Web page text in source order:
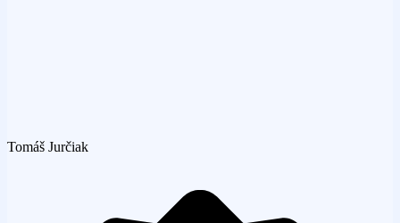
Tomáš Jurčiak